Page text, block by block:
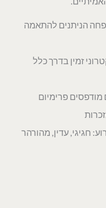
הניתנים להתאמה
זמין בדרך כלל
פרימיום
חגיגי, עדין, מהורהר